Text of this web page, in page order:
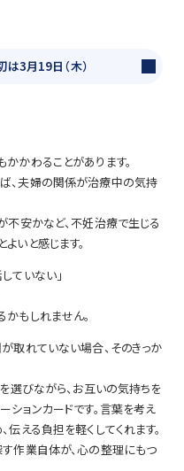
3月19日（木）
かわることがあります。
、夫婦の関係が治療中の気持
不安かなど、不妊治療で生じる
いと感じます。
ていない」
もしれません。
取れていない場合、そのきっか
を選びながら、お互いの気持ちを
ションカードです。言葉を考え
える負担を軽くしてくれます。
作業自体が、心の整理にもつ